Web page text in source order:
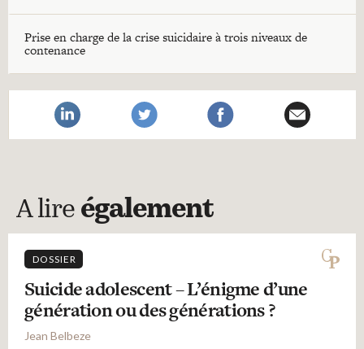
Prise en charge de la crise suicidaire à trois niveaux de
contenance
A lire également
DOSSIER
Suicide adolescent – L’énigme d’une
génération ou des générations ?
Jean Belbeze